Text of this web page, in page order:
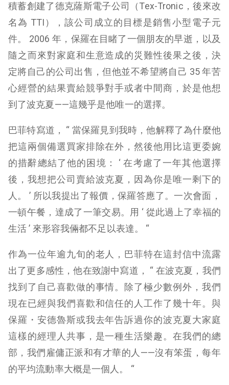
積蓄創建了德克薩斯電子公司（Tex-Tronic，後來改
名為 TTI），該公司成立的目標是銷售小型電子元
件。 2006 年，保羅在目睹了一個朋友的早逝，以及
隨之而來對家庭和生意造成的災難性後果之後，決
定將自己的公司出售，但他並不希望將自己 35 年苦
心經營的結果賣給競爭對手或者中間商，於是他想
到了波克夏——這幾乎是他唯一的選擇。
巴菲特寫道， “ 當保羅見到我時，他解釋了為什麼他
把這兩個備選買家排除在外，然後他用比這更委婉
的措辭總結了他的困境： ‘ 在考慮了一年其他選擇
後，我想把公司賣給波克夏，因為你是唯一剩下的
人。 ’ 所以我提出了報價，保羅答應了。一次會面，
一頓午餐，達成了一筆交易。用 ‘ 從此過上了幸福的
生活 ’ 來形容我倆都不足以表達。 “
作為一位年逾九旬的老人，巴菲特在這封信中流露
出了更多感性，他在致謝中寫道， “ 在波克夏，我們
找到了自己喜歡做的事情。除了極少數例外，我們
現在已經與我們喜歡和信任的人工作了幾十年。與
保羅・安德魯斯或我去年告訴過你的波克夏大家庭
這樣的經理人共事，是一種生活樂趣。在我們的總
部，我們雇傭正派和有才華的人——沒有笨蛋，每年
的平均流動率大概是一個人。 “